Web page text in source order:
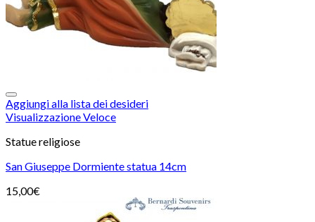
Aggiungi alla lista dei desideri
Visualizzazione Veloce
Statue religiose
San Giuseppe Dormiente statua 14cm
15,00€